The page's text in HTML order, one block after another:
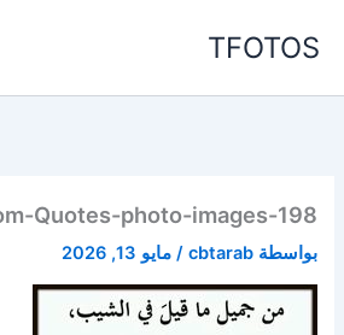
TFOTOS
Quotes-photo-images-198
بواسطة cbtarab
/مايو 13, 2026